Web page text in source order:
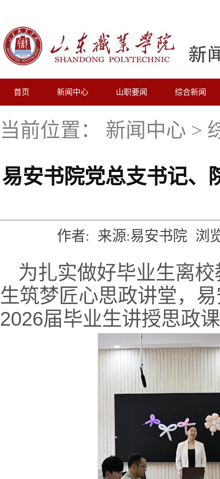
首页 新闻中心 山职要闻 综合新闻
当前位置： 新闻中心 >
易安书院党总支书记、
作者: 来源:易安书院 浏
为扎实做好毕业生离
生筑梦匠心思政讲堂，
2026届毕业生讲授思政